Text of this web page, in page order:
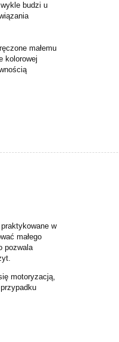
budzi u
małemu
kolorowej
w
małego
pozwala
motoryzacją,